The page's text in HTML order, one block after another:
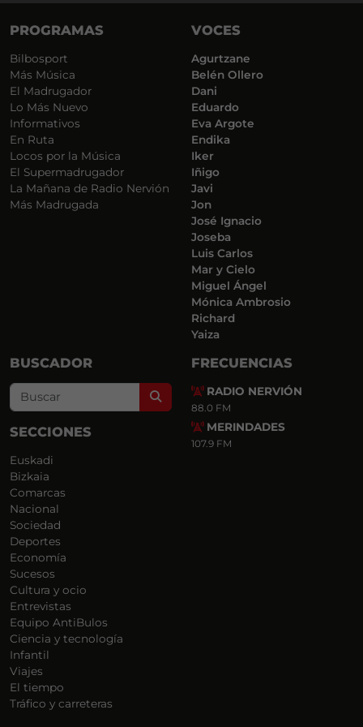
PROGRAMAS
Bilbosport
Más Música
El Madrugador
Lo Más Nuevo
Informativos
En Ruta
Locos por la Música
El Supermadrugador
La Mañana de Radio Nervión
Más Madrugada
VOCES
Agurtzane
Belén Ollero
Dani
Eduardo
Eva Argote
Endika
Iker
Iñigo
Javi
Jon
José Ignacio
Joseba
Luis Carlos
Mar y Cielo
Miguel Ángel
Mónica Ambrosio
Richard
Yaiza
BUSCADOR
Search
SECCIONES
Euskadi
Bizkaia
Comarcas
Nacional
Sociedad
Deportes
Economía
Sucesos
Cultura y ocio
Entrevistas
Equipo AntiBulos
Ciencia y tecnología
Infantil
Viajes
El tiempo
Tráfico y carreteras
FRECUENCIAS
RADIO NERVIÓN
88.0 FM
MERINDADES
107.9 FM